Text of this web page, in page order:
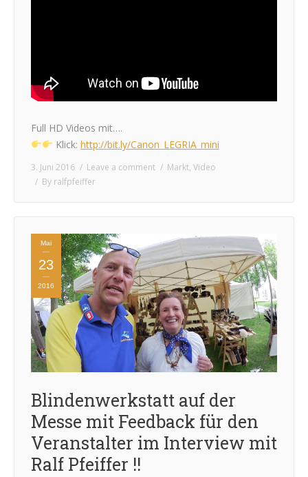
Full HD Videos mit….
Klick: http://bit.ly/Canon_LEGRIA_mini
3. Juni 2016 Leave a comment Markt, Video
By ralfpfeiffer
Mai
23
2016
Blindenwerkstatt auf der
Messe mit Feedback für den
Veranstalter im Interview mit
Ralf Pfeiffer !!